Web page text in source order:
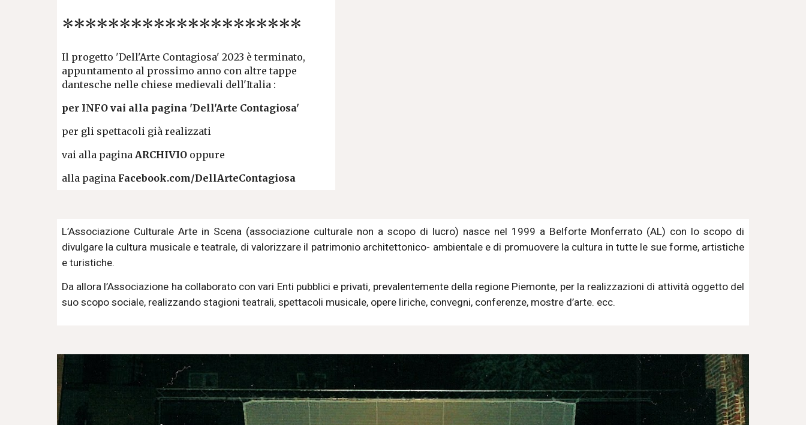
*********************
Il progetto 'Dell'Arte Contagiosa' 2023 è terminato,
appuntamento al prossimo anno con altre tappe
dantesche nelle chiese medievali dell'Italia:
per INFO vai alla pagina 'Dell'Arte Contagiosa'
per gli spettacoli già realizzati
vai alla paginaARCHIVIOoppure
alla pagina Facebook.com/DellArteContagiosa
L’Associazione Culturale Arte in Scena (associazione culturale non a scopo di lucro) nasce nel 1999 a Belforte Monferrato (AL) con lo scopo di
divulgare la cultura musicale e teatrale, di valorizzare il patrimonio architettonico- ambientale e di promuovere la cultura in tutte le sue forme, artistiche
e turistiche.
Da allora l’Associazione ha collaborato con vari Enti pubblici e privati, prevalentemente della regione Piemonte, per la realizzazioni di attività oggetto del
suo scopo sociale, realizzando stagioni teatrali, spettacoli musicale, opere liriche, convegni, conferenze, mostre d’arte. ecc.